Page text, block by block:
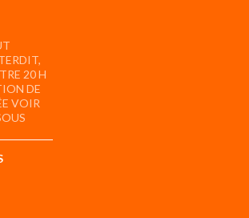
20 H
DE
VOIR